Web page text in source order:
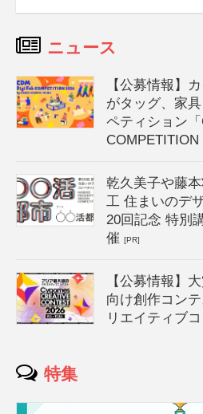
ニュース
【公募情報】
がタッグ、家
ペティション
乾久美子や藤
工 住まいのデ
20回記念 特別
催[PR]
【公募情報】
向け創作コン
リエイティブ
特集